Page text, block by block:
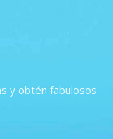
y obtén fabulosos